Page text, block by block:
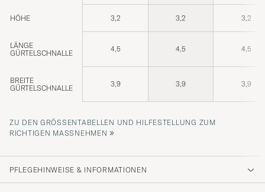
HÖHE 3,2 3,2 3,2
LÄNGE
GÜRTELSCHNALLE
4,5 4,5 4,5
BREITE
GÜRTELSCHNALLE
3,9 3,9 3,9
ZU DEN GRÖSSENTABELLEN UND HILFESTELLUNG ZUM R
ICHTIGEN MASSNEHMEN
»
PFLEGEHINWEISE & INFORMATIONEN